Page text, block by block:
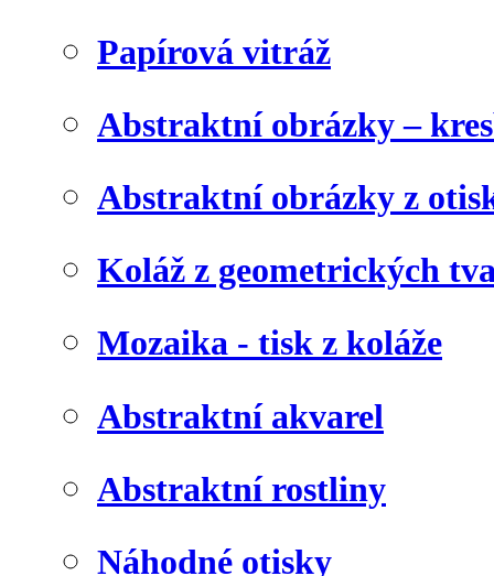
Papírová vitráž
Abstraktní obrázky –
Abstraktní obrázky z
Koláž z geometrických
Mozaika - tisk z koláže
Abstraktní akvarel
Abstraktní rostliny
Náhodné otisky